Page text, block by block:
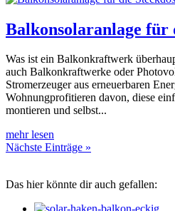
Balkonsolaranlage für
Was ist ein Balkonkraftwerk
auch Balkonkraftwerke oder
Stromerzeuger aus erneuerbaren
Wohnungprofitieren davon, diese
montieren und selbst...
mehr lesen
Nächste Einträge »
Das hier könnte dir auch gefallen: